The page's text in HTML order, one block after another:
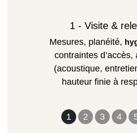
1 2 3 4
1 - Visite &
Mesures, planéité,
contraintes d’accès,
(acoustique,
hauteur finie à